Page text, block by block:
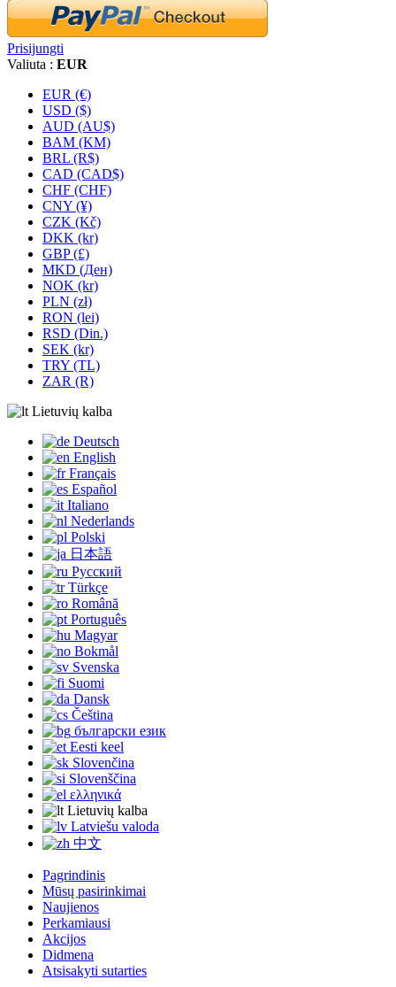
Prisijungti
Valiuta : EUR
EUR (€)
USD ($)
AUD (AU$)
BAM (KM)
BRL (R$)
CAD (CAD$)
CHF (CHF)
CNY (¥)
CZK (Kč)
DKK (kr)
GBP (£)
MKD (Ден)
NOK (kr)
PLN (zł)
RON (lei)
RSD (Din.)
SEK (kr)
TRY (TL)
ZAR (R)
Lietuvių kalba
Deutsch
English
Français
Español
Italiano
Nederlands
Polski
日本語
Русский
Türkçe
Română
Português
Magyar
Bokmål
Svenska
Suomi
Dansk
Čeština
български език
Eesti keel
Slovenčina
Slovenščina
ελληνικά
Lietuvių kalba
Latviešu valoda
中文
Pagrindinis
Mūsų pasirinkimai
Naujienos
Perkamiausi
Akcijos
Didmena
Atsisakyti sutarties